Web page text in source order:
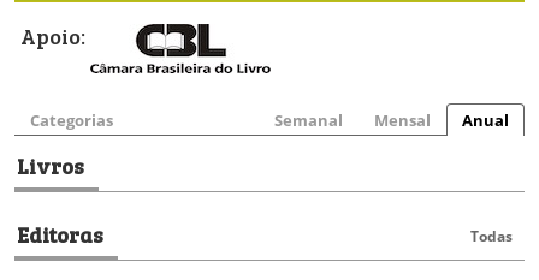
Apoio:
Categorias Semanal Mensal Anual
Livros
Editoras Todas